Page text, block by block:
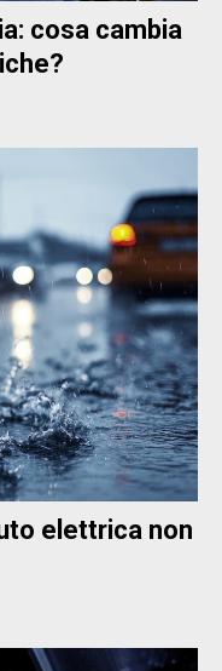
cosa cambia
elettrica non